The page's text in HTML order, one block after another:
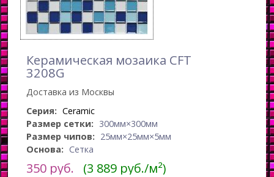
Керамическая мозаика CFT
3208G
Доставка из Москвы
Серия: Ceramic
Размер сетки: 300мм×300мм
Размер чипов: 25мм×25мм×5мм
Основа: Сетка
350 руб. (3 889 руб./м²)